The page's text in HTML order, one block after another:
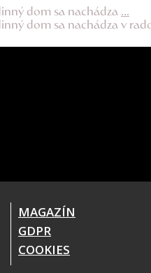
dom sa nachádza ...
dom sa nachádza v
MAGAZÍN
GDPR
COOKIES